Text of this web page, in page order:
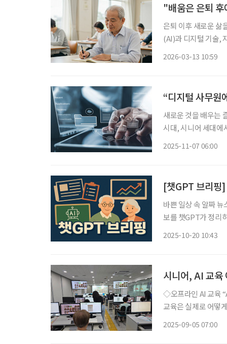
"배움은 은퇴
은퇴 이후 새로운 삶
(AI)과 디지털 기술,
2026-03-13 10:59
“디지털 사무원
새로운 것을 배우는
시대, 시니어 세대에
2025-11-07 06:00
[챗GPT 브리핑]
바쁜 일상 속 알짜
보를 챗GPT가 정리하고 편집
2025-10-20 10:43
시니어, AI 교육
◇오프라인 AI 교육 “AI 수업, 가족관계도 좋아져” 서초스마트시니어교육센터 시니어의 AI
교육은 실제로 어떻
2025-09-05 07:00